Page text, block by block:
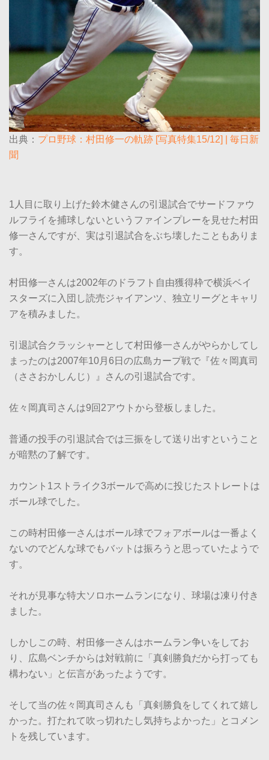
出典： プロ野球：村田修一の軌跡 [写真特集15/12] | 毎日新
聞
1人目に取り上げた鈴木健さんの引退試合でサードファウ
ルフライを捕球しないというファインプレーを見せた村田
修一さんですが、実は引退試合をぶち壊したこともありま
す。
村田修一さんは2002年のドラフト自由獲得枠で横浜ベイ
スターズに入団し読売ジャイアンツ、独立リーグとキャリ
アを積みました。
引退試合クラッシャーとして村田修一さんがやらかしてし
まったのは2007年10月6日の広島カープ戦で『佐々岡真司
（ささおかしんじ）』さんの引退試合です。
佐々岡真司さんは9回2アウトから登板しました。
普通の投手の引退試合では三振をして送り出すということ
が暗黙の了解です。
カウント1ストライク3ボールで高めに投じたストレートは
ボール球でした。
この時村田修一さんはボール球でフォアボールは一番よく
ないのでどんな球でもバットは振ろうと思っていたようで
す。
それが見事な特大ソロホームランになり、球場は凍り付き
ました。
しかしこの時、村田修一さんはホームラン争いをしてお
り、広島ベンチからは対戦前に「真剣勝負だから打っても
構わない」と伝言があったようです。
そして当の佐々岡真司さんも「真剣勝負をしてくれて嬉し
かった。打たれて吹っ切れたし気持ちよかった」とコメン
トを残しています。